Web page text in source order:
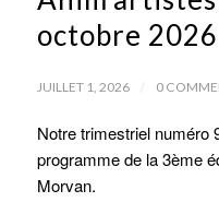
octobre 2026
JUILLET 1, 2026 0
Notre trimestriel numéro
programme de la 3ème
Morvan.